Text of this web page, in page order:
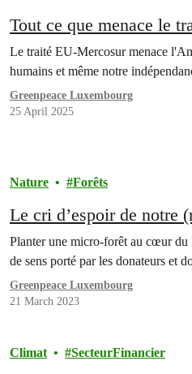
Tout ce que menace le
Le traité EU-Mercosur menace
humains et même notre
Greenpeace Luxembourg
25 April 2025
Nature Forêts
Le cri d’espoir de notre
Planter une micro-forêt au cœur
de sens porté par les donateurs et
Greenpeace Luxembourg
21 March 2023
Climat SecteurFinancier